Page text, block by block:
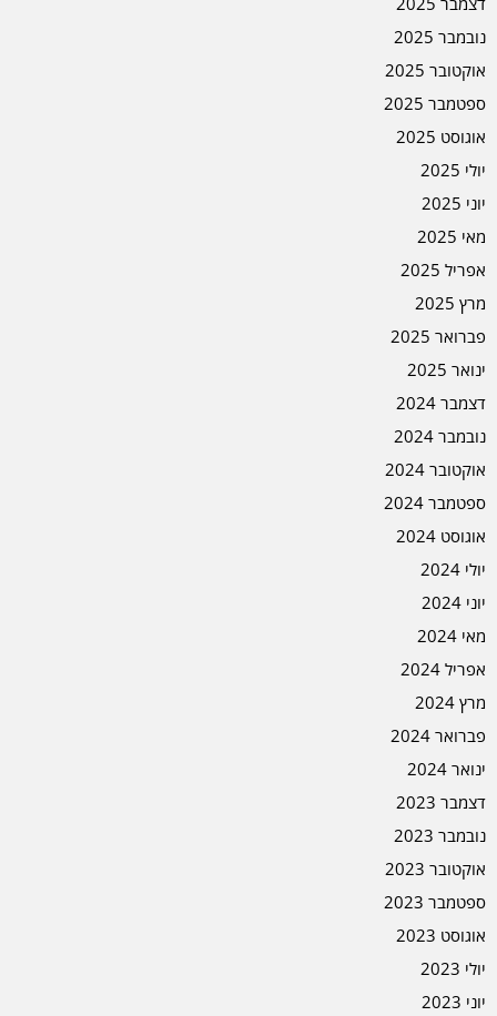
נובמבר 2025
אוקטובר 2025
ספטמבר 2025
אוגוסט 2025
יולי 2025
יוני 2025
מאי 2025
אפריל 2025
מרץ 2025
פברואר 2025
ינואר 2025
דצמבר 2024
נובמבר 2024
אוקטובר 2024
ספטמבר 2024
אוגוסט 2024
יולי 2024
יוני 2024
מאי 2024
אפריל 2024
מרץ 2024
פברואר 2024
ינואר 2024
דצמבר 2023
נובמבר 2023
אוקטובר 2023
ספטמבר 2023
אוגוסט 2023
יולי 2023
יוני 2023